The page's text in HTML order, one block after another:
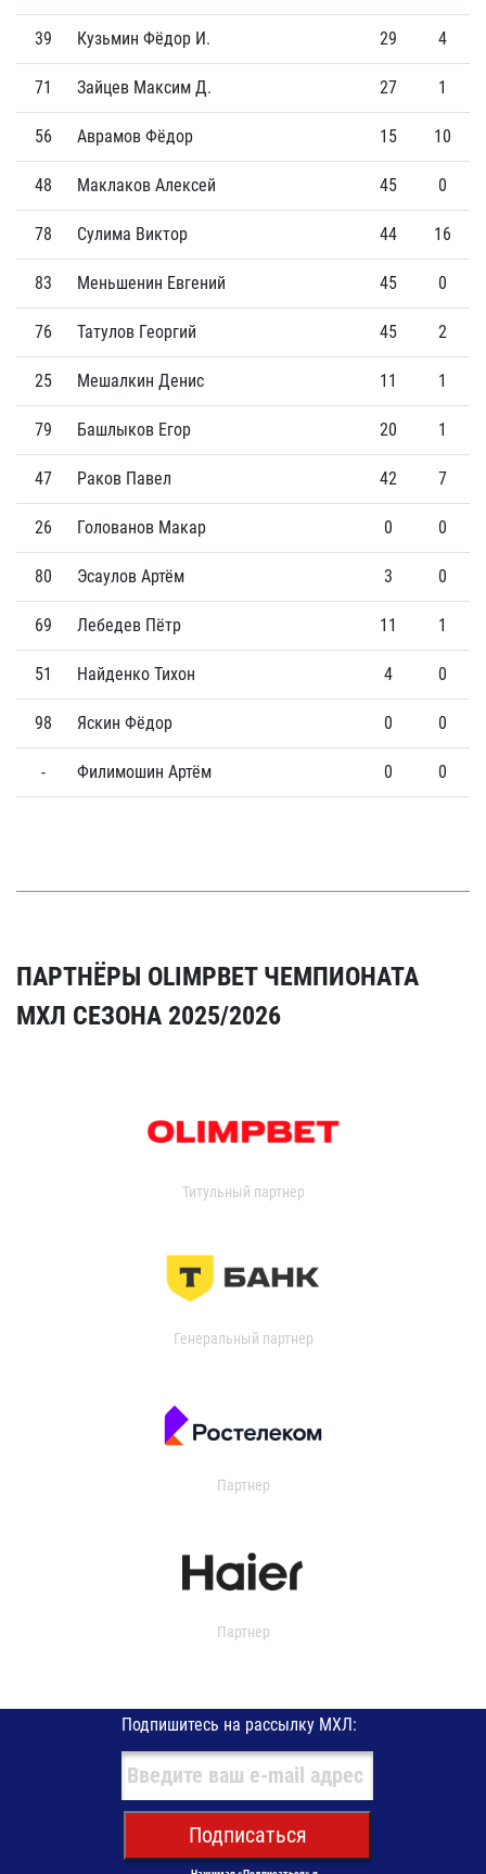
39 Кузьмин Фёдор И. 29 4
71 Зайцев Максим Д. 27 1
56 Аврамов Фёдор 15 10
48 Маклаков Алексей 45 0
78 Сулима Виктор 44 16
83 Меньшенин Евгений 45 0
76 Татулов Георгий 45 2
25 Мешалкин Денис 11 1
79 Башлыков Егор 20 1
47 Раков Павел 42 7
26 Голованов Макар 0 0
80 Эсаулов Артём 3 0
69 Лебедев Пётр 11 1
51 Найденко Тихон 4 0
98 Яскин Фёдор 0 0
- Филимошин Артём 0 0
ПАРТНЁРЫ OLIMPBET ЧЕМПИОНАТА
МХЛ СЕЗОНА 2025/2026
Титульный партнер
Генеральный партнер
Партнер
Партнер
Подпишитесь на рассылку МХЛ:
Подписаться